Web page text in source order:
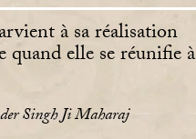
à sa réalisation
quand elle se réunifie à
Singh Ji Maharaj